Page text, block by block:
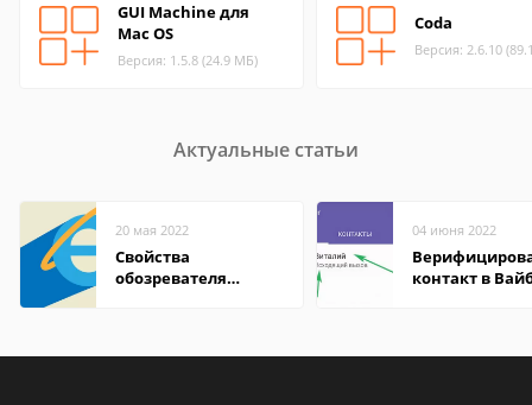
GUI Machine для
Mac OS
Версия: 1.5.8 (24.9 МБ)
Coda
Версия: 2.6.10
Актуальные статьи
20 мая 2022
Свойства
обозревателя
04 июня 2022
контакт в